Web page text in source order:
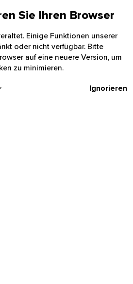
Sie Ihren Browser
Einige Funktionen unserer
oder nicht verfügbar. Bitte
auf eine neuere Version, um
zu minimieren.
Ignorieren